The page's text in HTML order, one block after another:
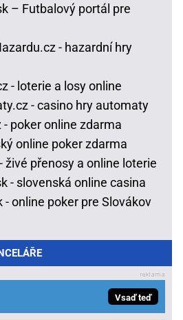
– Futbalový portál pre
- hazardní hry
- loterie a losy online
- casino hry automaty
poker online zdarma
online poker zdarma
živé přenosy a online loterie
- slovenská online casina
- online poker pre Slovákov
Vsaď teď